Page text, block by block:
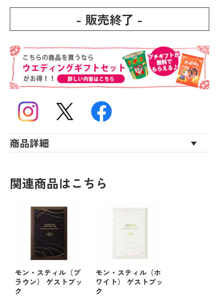
- 販売終了 -
商品詳細
関連商品はこちら
モン・スティル（ブ
ラウン） ゲストブッ
ク
モン・スティル（ホ
ワイト） ゲストブッ
ク